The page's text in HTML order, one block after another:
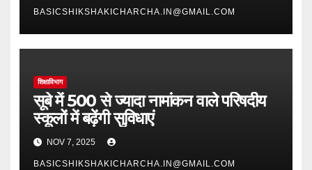
BASICSHIKSHAKICHARCHA.IN@GMAIL.COM
शिक्षाविभाग
सूबे में 500 से ज्यादा नामांकन वाले परिषदीय
स्कूलों में बढ़ेंगी सुविधाएं
NOV 7, 2025
BASICSHIKSHAKICHARCHA.IN@GMAIL.COM